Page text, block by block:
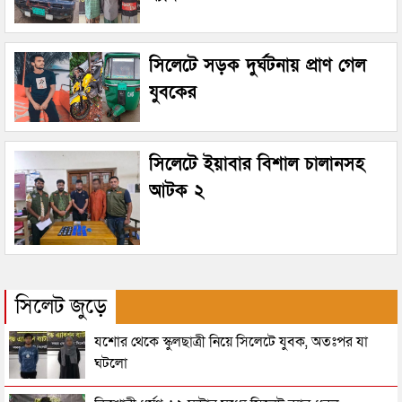
সিলেটে সড়ক দুর্ঘটনায় প্রাণ গেল
যুবকের
সিলেটে ইয়াবার বিশাল চালানসহ
আটক ২
সিলেট জুড়ে
যশোর থেকে স্কুলছাত্রী নিয়ে সিলেটে যুবক, অতঃপর যা
ঘটলো